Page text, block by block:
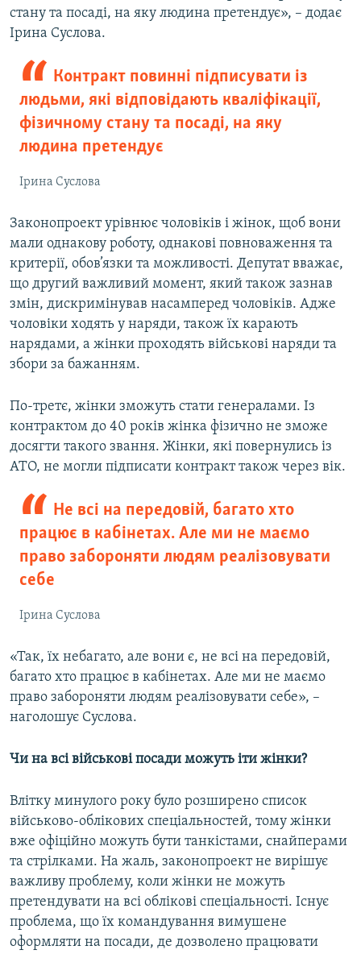
стану та посаді, на яку людина претендує», – додає
Ірина Суслова.
Контракт повинні підписувати із
людьми, які відповідають кваліфікації,
фізичному стану та посаді, на яку
людина претендує
Ірина Суслова
Законопроект урівнює чоловіків і жінок, щоб вони
мали однакову роботу, однакові повноваження та
критерії, обов’язки та можливості. Депутат вважає,
що другий важливий момент, який також зазнав
змін, дискримінував насамперед чоловіків. Адже
чоловіки ходять у наряди, також їх карають
нарядами, а жінки проходять військові наряди та
збори за бажанням.
По-третє, жінки зможуть стати генералами. Із
контрактом до 40 років жінка фізично не зможе
досягти такого звання. Жінки, які повернулись із
АТО, не могли підписати контракт також через вік.
Не всі на передовій, багато хто
працює в кабінетах. Але ми не маємо
право забороняти людям реалізовувати
себе
Ірина Суслова
«Так, їх небагато, але вони є, не всі на передовій,
багато хто працює в кабінетах. Але ми не маємо
право забороняти людям реалізовувати себе», –
наголошує Суслова.
Чи на всі військові посади можуть іти жінки?
Влітку минулого року було розширено список
військово-облікових спеціальностей, тому жінки
вже офіційно можуть бути танкістами, снайперами
та стрілками. На жаль, законопроект не вирішує
важливу проблему, коли жінки не можуть
претендувати на всі облікові спеціальності. Існує
проблема, що їх командування вимушене
оформляти на посади, де дозволено працювати